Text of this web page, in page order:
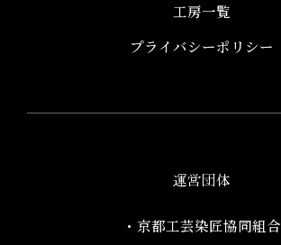
工房一覧
プライバシーポリシー
運営団体
・京都工芸染匠協同組合​